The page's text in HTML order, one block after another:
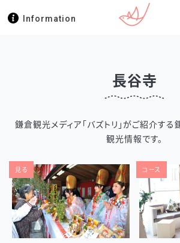
Information
長谷寺
鎌倉観光メディア「バズトリ」がご紹介す
観光情報です。
見る コース